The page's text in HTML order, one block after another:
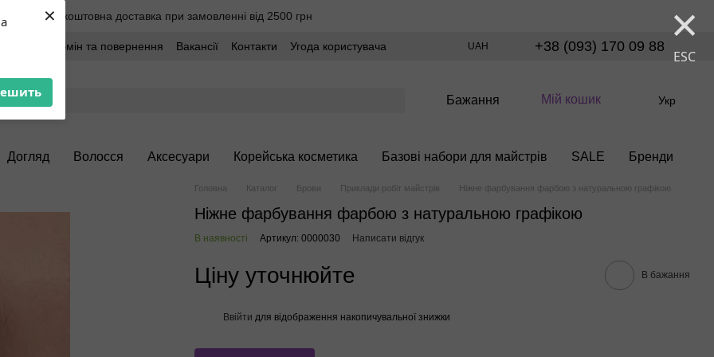
× ×
ESC
Безкоштовна доставка при замовленні від 2500 грн
Обмін та повернення Вакансії Контакти
Угода користувача
UAH +38 (093) 170 09 88
Бажання Мій кошик Укр
Догляд Волосся Аксесуари Корейська косметика Базові набори для майстрів SALE Бренди
Головна Каталог Брови Приклади робіт майстрів Ніжне фарбування фарбою з натуральною графікою
Ніжне фарбування фарбою з натуральною графікою
В наявності Артикул: 0000030 Написати відгук
Ціну уточнюйте В бажання
Ввійти для відображення накопичувальної знижки